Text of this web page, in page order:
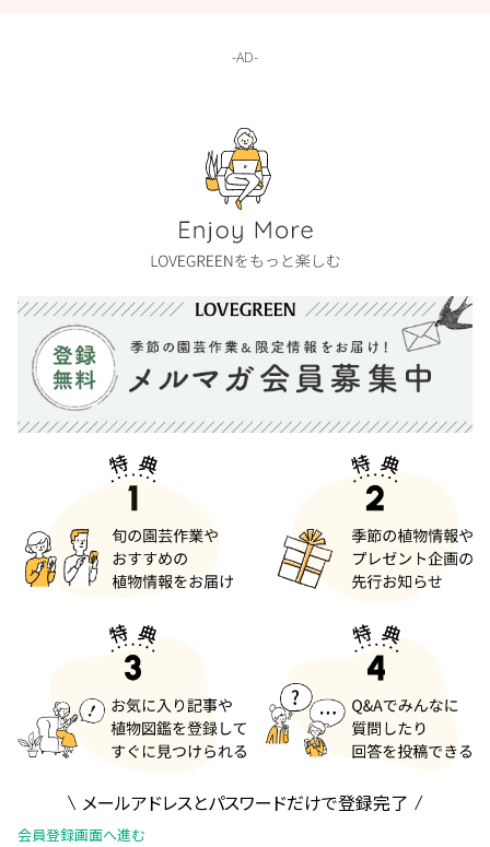
メールアドレスとパスワードだけで登録完了
会員登録画面へ進む